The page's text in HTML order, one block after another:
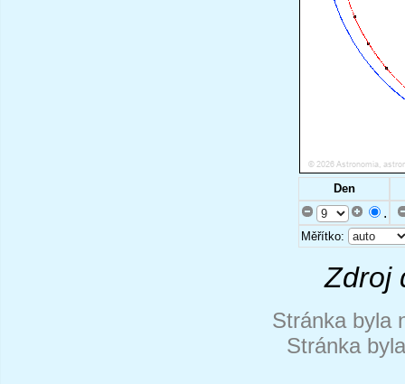
Den
.
Měřítko:
Zdroj
Stránka byla
Stránka